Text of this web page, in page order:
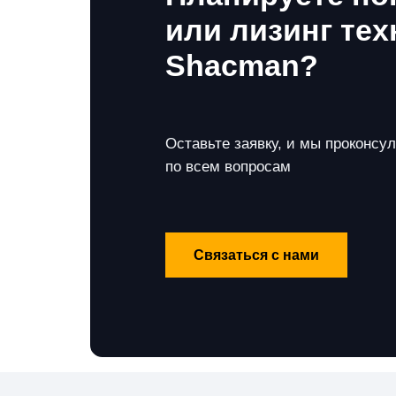
или лизинг
Shacman?
Оставьте заявку, и мы
по всем вопросам
Связаться с нами